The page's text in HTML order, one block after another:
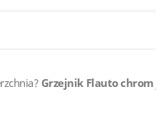
Grzejnik Flauto chrom